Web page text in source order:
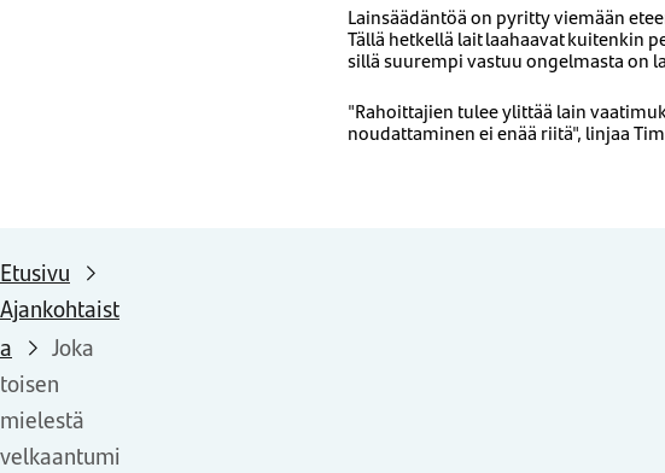
Lainsäädäntöä on pyritty viemään
Tällä hetkellä lait laahaavat kuitenkin
sillä suurempi vastuu ongelmasta on
"Rahoittajien tulee ylittää lain
noudattaminen ei enää riitä", linjaa
Etusivu
Ajankohtaist
a
Joka
toisen
mielestä
velkaantumi